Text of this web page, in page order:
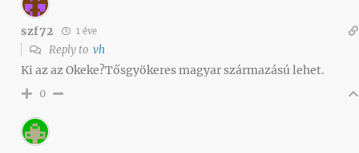
szf72 1 éve
Reply to vh
Ki az az Okeke?Tősgyökeres magyar származású lehet.
0